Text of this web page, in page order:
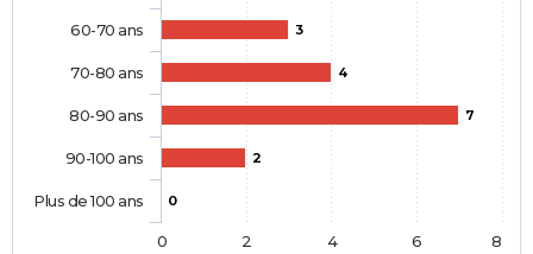
3
4
7
2
0
60-70 ans
70-80 ans
80-90 ans
90-100 ans
Plus de 100 ans
0 2 4 6 8